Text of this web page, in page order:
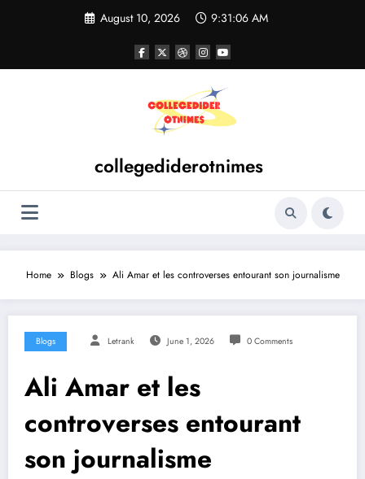
August 10, 2026 9:31:07 AM
collegediderotnimes
Home Blogs Ali Amar et les controverses entourant son journalisme
Blogs Letrank June 1, 2026 0 Comments
Ali Amar et les
controverses entourant
son journalisme